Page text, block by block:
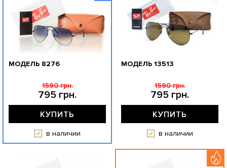
МОДЕЛЬ 8276
795 грн.
1590 грн.
КУПИТЬ
в наличии
МОДЕЛЬ 13513
795 грн.
1590 грн.
КУПИТЬ
в наличии